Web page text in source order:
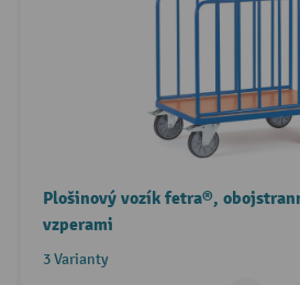
Plošinový vozík fetra®,
vzperami
3 Varianty